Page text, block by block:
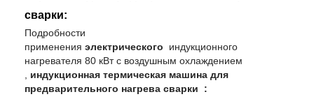
сварки:
Подробности
применения электрического
индукционного
нагревателя 80 кВт с воздушным охлаждением
индукционная термическая машина для
предварительного нагрева сварки
: